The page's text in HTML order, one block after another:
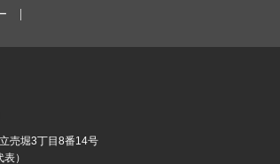
売堀3丁目8番14号
）